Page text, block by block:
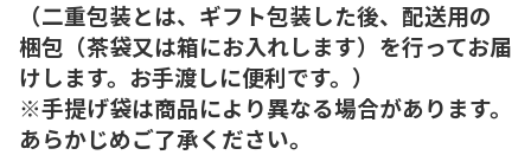
（二重包装とは、ギフト包装した後、配送用の
梱包（茶袋又は箱にお入れします）を行ってお届
けします。お手渡しに便利です。）
※手提げ袋は商品により異なる場合があります。
あらかじめご了承ください。